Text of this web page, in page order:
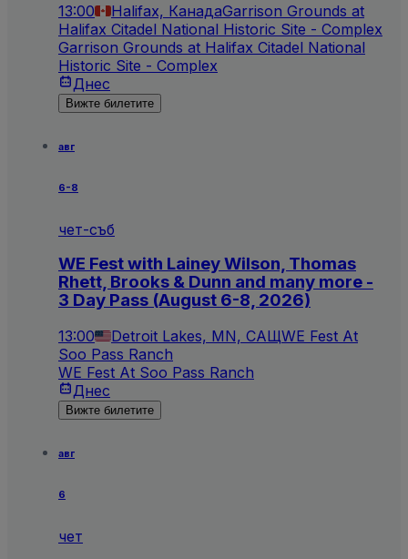
13:00 Halifax, КанадаGarrison Grounds at
Halifax Citadel National Historic Site - Complex
Garrison Grounds at Halifax Citadel National
Historic Site - Complex
Днес
Вижте билетите
авг
6-8
чет-съб
WE Fest with Lainey Wilson, Thomas
Rhett, Brooks & Dunn and many more -
3 Day Pass (August 6-8, 2026)
13:00 Detroit Lakes, MN, САЩWE Fest At
Soo Pass Ranch
WE Fest At Soo Pass Ranch
Днес
Вижте билетите
авг
6
чет